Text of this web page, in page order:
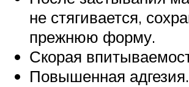
не стягивается,
прежнюю форму.
Скорая
Повышенная адгезия.